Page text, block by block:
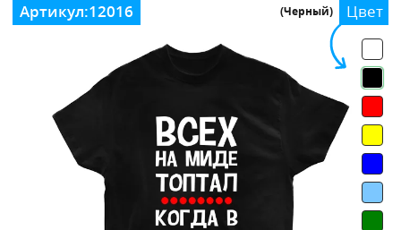
Цвет
(Черный)
Артикул:12016